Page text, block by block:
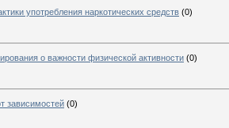
употребления наркотических средств (0)
о важности физической активности (0)
зависимостей (0)